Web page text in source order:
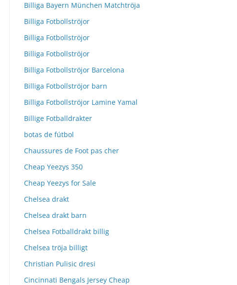
Billiga Bayern München Matchtröja
Billiga Fotbollströjor
Billiga Fotbollströjor
Billiga Fotbollströjor
Billiga Fotbollströjor Barcelona
Billiga Fotbollströjor barn
Billiga Fotbollströjor Lamine Yamal
Billige Fotballdrakter
botas de fútbol
Chaussures de Foot pas cher
Cheap Yeezys 350
Cheap Yeezys for Sale
Chelsea drakt
Chelsea drakt barn
Chelsea Fotballdrakt billig
Chelsea tröja billigt
Christian Pulisic dresi
Cincinnati Bengals Jersey Cheap